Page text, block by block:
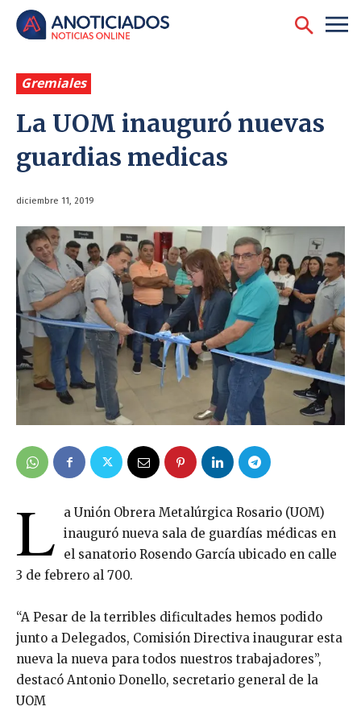
Gremiales
La UOM inauguró nuevas
guardias medicas
diciembre 11, 2019
L
a Unión Obrera Metalúrgica Rosario (UOM)
inauguró nueva sala de guardías médicas en
el sanatorio Rosendo García ubicado en calle
3 de febrero al 700.
“A Pesar de la terribles dificultades hemos podido
junto a Delegados, Comisión Directiva inaugurar esta
nueva la nueva para todos nuestros trabajadores”,
destacó Antonio Donello, secretario general de la
UOM